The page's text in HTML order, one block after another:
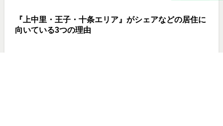
『上中里・王子・十条エリア』がシェアなどの居住に
向いている3つの理由